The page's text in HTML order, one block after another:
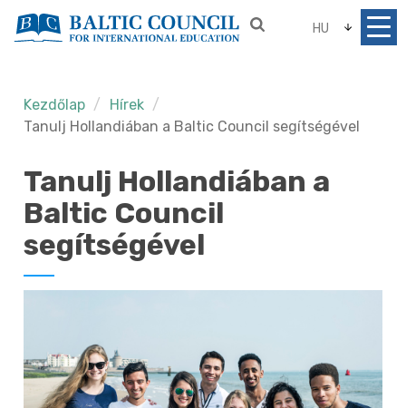
HU
Kezdőlap
Hírek
Tanulj Hollandiában a Baltic Council segítségével
Tanulj Hollandiában a
Baltic Council
segítségével